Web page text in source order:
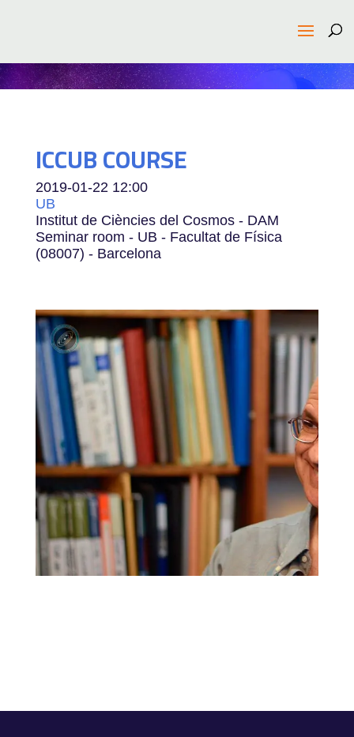
ICCUB COURSE
2019-01-22 12:00
UB
Institut de Ciències del Cosmos - DAM
Seminar room - UB - Facultat de Física
(08007) - Barcelona